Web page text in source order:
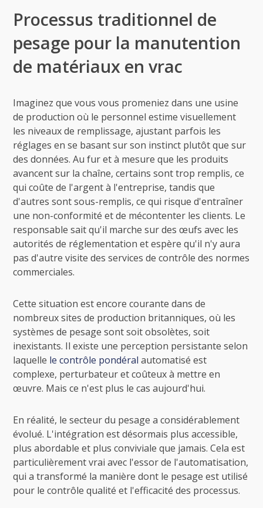
Processus traditionnel de
pesage pour la manutention
de matériaux en vrac
Imaginez que vous vous promeniez dans une usine
de production où le personnel estime visuellement
les niveaux de remplissage, ajustant parfois les
réglages en se basant sur son instinct plutôt que sur
des données. Au fur et à mesure que les produits
avancent sur la chaîne, certains sont trop remplis, ce
qui coûte de l'argent à l'entreprise, tandis que
d'autres sont sous-remplis, ce qui risque d'entraîner
une non-conformité et de mécontenter les clients. Le
responsable sait qu'il marche sur des œufs avec les
autorités de réglementation et espère qu'il n'y aura
pas d'autre visite des services de contrôle des normes
commerciales.
Cette situation est encore courante dans de
nombreux sites de production britanniques, où les
systèmes de pesage sont soit obsolètes, soit
inexistants. Il existe une perception persistante selon
laquelle le contrôle pondéral automatisé est
complexe, perturbateur et coûteux à mettre en
œuvre. Mais ce n'est plus le cas aujourd'hui.
En réalité, le secteur du pesage a considérablement
évolué. L'intégration est désormais plus accessible,
plus abordable et plus conviviale que jamais. Cela est
particulièrement vrai avec l'essor de l'automatisation,
qui a transformé la manière dont le pesage est utilisé
pour le contrôle qualité et l'efficacité des processus.